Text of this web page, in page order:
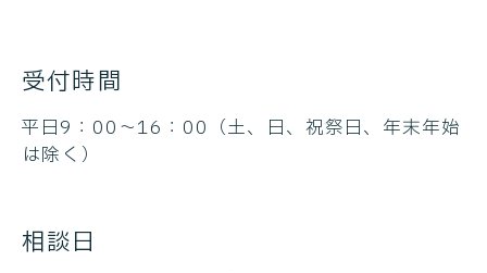
受付時間
平日9：00～16：00（土、日、祝祭日、年末年始
は除く）
相談日